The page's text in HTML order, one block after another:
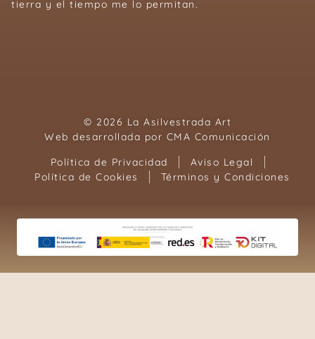
tierra y el tiempo me lo permitan.
© 2026 La Asilvestrada Art
Web desarrollada por CMA Comunicación
Política de Privacidad
Aviso Legal
Política de Cookies
Términos y Condiciones